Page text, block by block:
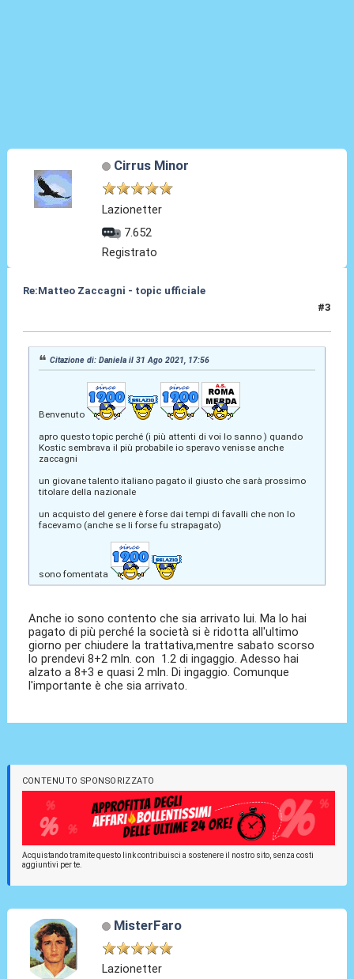
Cirrus Minor
Lazionetter
7.652
Registrato
Re:Matteo Zaccagni - topic ufficiale
#3
Citazione di: Daniela il 31 Ago 2021, 17:56
Benvenuto
apro questo topic perché (i più attenti di voi lo sanno ) quando
Kostic sembrava il più probabile io speravo venisse anche
zaccagni
un giovane talento italiano pagato il giusto che sarà prossimo
titolare della nazionale
un acquisto del genere è forse dai tempi di favalli che non lo
facevamo (anche se li forse fu strapagato)
sono fomentata
Anche io sono contento che sia arrivato lui. Ma lo hai
pagato di più perché la società si è ridotta all'ultimo
giorno per chiudere la trattativa,mentre sabato scorso
lo prendevi 8+2 mln. con 1.2 di ingaggio. Adesso hai
alzato a 8+3 e quasi 2 mln. Di ingaggio. Comunque
l'importante è che sia arrivato.
CONTENUTO SPONSORIZZATO
Acquistando tramite questo link contribuisci a sostenere il nostro sito, senza costi
aggiuntivi per te.
MisterFaro
Lazionetter